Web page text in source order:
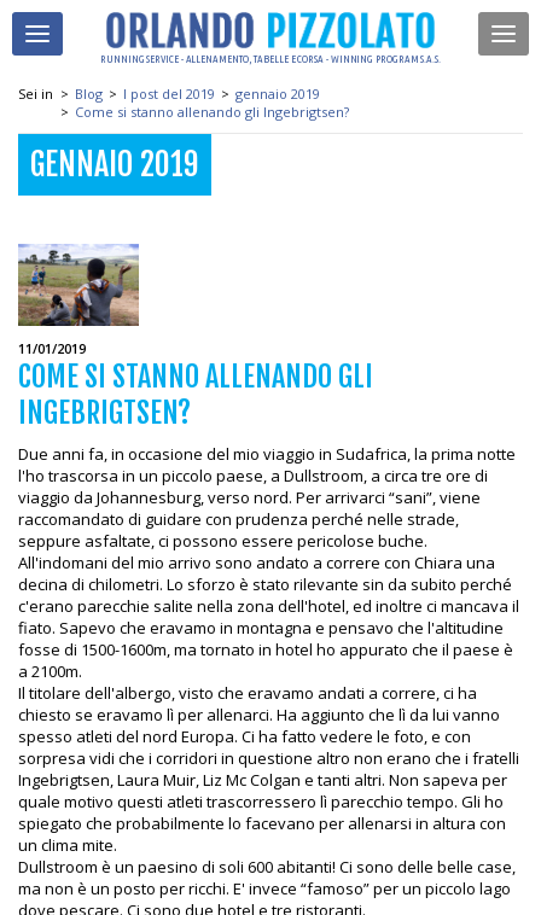
RUNNING SERVICE - ALLENAMENTO, TABELLE E CORSA - WINNING PROGRAM S.A.S.
Sei in > Blog > I post del 2019 > gennaio 2019
> Come si stanno allenando gli Ingebrigtsen?
GENNAIO 2019
11/01/2019
COME SI STANNO ALLENANDO GLI
INGEBRIGTSEN?
Due anni fa, in occasione del mio viaggio in Sudafrica, la prima notte
l'ho trascorsa in un piccolo paese, a Dullstroom, a circa tre ore di
viaggio da Johannesburg, verso nord. Per arrivarci “sani”, viene
raccomandato di guidare con prudenza perché nelle strade,
seppure asfaltate, ci possono essere pericolose buche.
All'indomani del mio arrivo sono andato a correre con Chiara una
decina di chilometri. Lo sforzo è stato rilevante sin da subito perché
c'erano parecchie salite nella zona dell'hotel, ed inoltre ci mancava il
fiato. Sapevo che eravamo in montagna e pensavo che l'altitudine
fosse di 1500-1600m, ma tornato in hotel ho appurato che il paese è
a 2100m.
Il titolare dell'albergo, visto che eravamo andati a correre, ci ha
chiesto se eravamo lì per allenarci. Ha aggiunto che lì da lui vanno
spesso atleti del nord Europa. Ci ha fatto vedere le foto, e con
sorpresa vidi che i corridori in questione altro non erano che i fratelli
Ingebrigtsen, Laura Muir, Liz Mc Colgan e tanti altri. Non sapeva per
quale motivo questi atleti trascorressero lì parecchio tempo. Gli ho
spiegato che probabilmente lo facevano per allenarsi in altura con
un clima mite.
Dullstroom è un paesino di soli 600 abitanti! Ci sono delle belle case,
ma non è un posto per ricchi. E' invece “famoso” per un piccolo lago
dove pescare. Ci sono due hotel e tre ristoranti.